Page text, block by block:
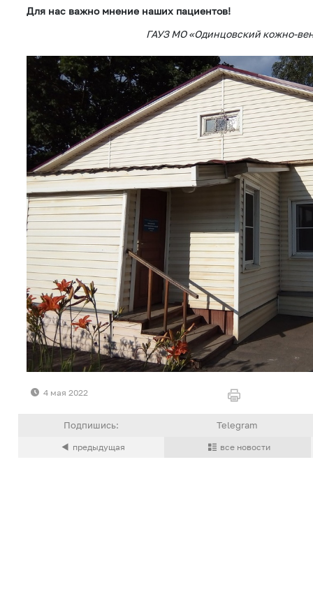
Для нас важно мнение наших пациентов!
ГАУЗ МО «Одинцовский кожно-
4 мая 2022